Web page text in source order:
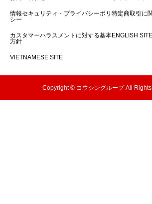
情報セキュリティ・プライバシーポリ
シー
特定商取引に
カスタマーハラスメントに対する基本
方針
ENGLISH SITE
VIETNAMESE SITE
Copyright © コウシングループ All Rights